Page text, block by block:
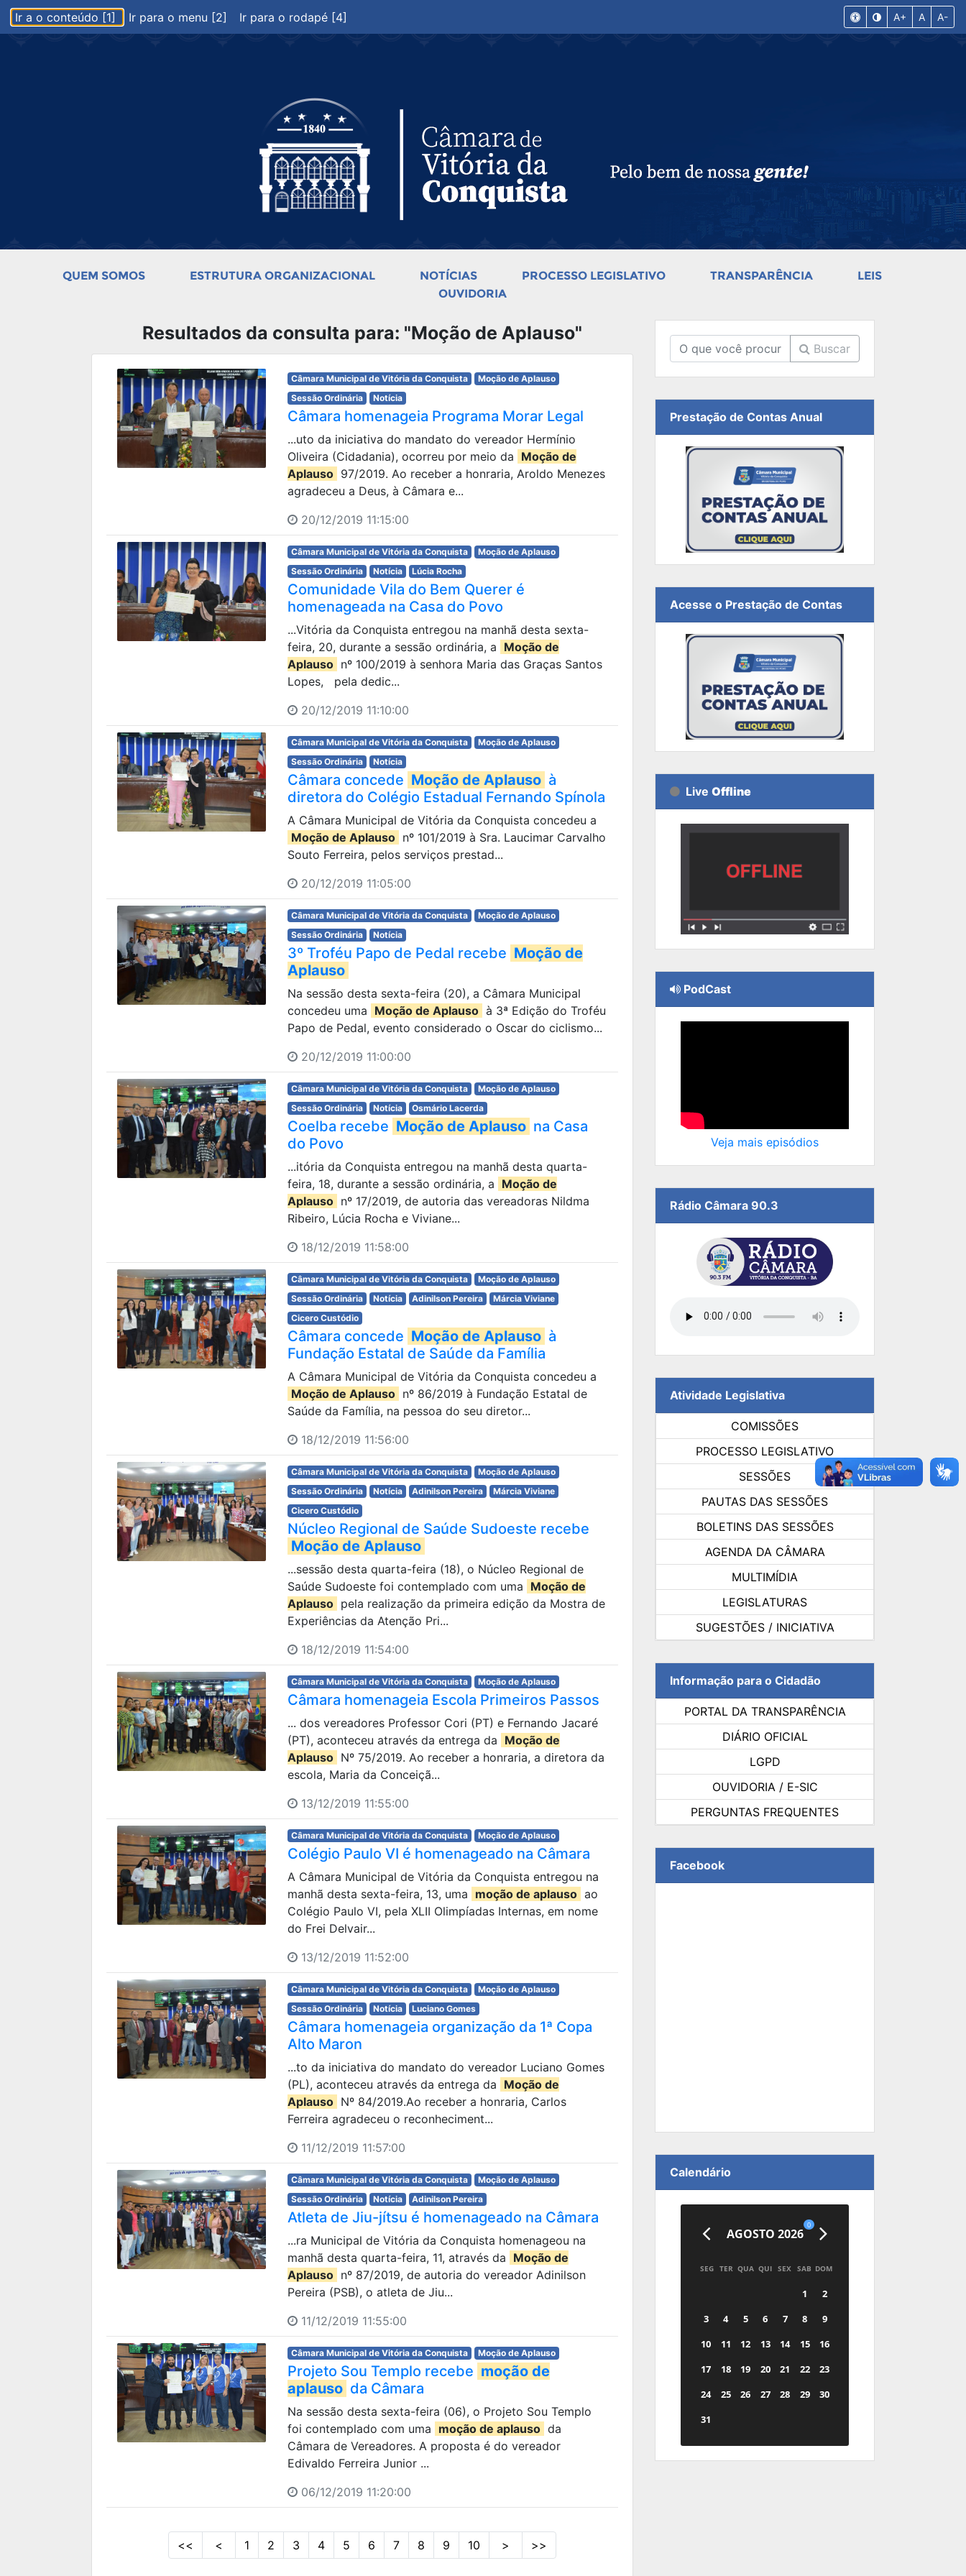
Ir a o conteúdo [1] Ir para o menu [2] Ir para o rodapé [4] A+ A A-
QUEM SOMOS ESTRUTURA ORGANIZACIONAL NOTÍCIAS PROCESSO LEGISLATIVO TRANSPARÊNCIA
LEIS
OUVIDORIA
Resultados da consulta para: "Moção de Aplauso"
Câmara Municipal de Vitória da Conquista
Moção de Aplauso
Sessão Ordinária
Notícia
Câmara homenageia Programa Morar Legal
...uto da iniciativa do mandato do vereador Hermínio
Oliveira (Cidadania), ocorreu por meio da Moção de
Aplauso 97/2019. Ao receber a honraria, Aroldo Menezes
agradeceu a Deus, à Câmara e...
20/12/2019 11:15:00
Câmara Municipal de Vitória da Conquista
Moção de Aplauso
Sessão Ordinária
Notícia Lúcia Rocha
Comunidade Vila do Bem Querer é
homenageada na Casa do Povo
...Vitória da Conquista entregou na manhã desta sexta-
feira, 20, durante a sessão ordinária, a Moção de
Aplauso nº 100/2019 à senhora Maria das Graças Santos
Lopes, pela dedic...
20/12/2019 11:10:00
Câmara Municipal de Vitória da Conquista
Moção de Aplauso
Sessão Ordinária
Notícia
Câmara concede Moção de Aplauso à
diretora do Colégio Estadual Fernando Spínola
A Câmara Municipal de Vitória da Conquista concedeu a
Moção de Aplauso nº 101/2019 à Sra. Laucimar Carvalho
Souto Ferreira, pelos serviços prestad...
20/12/2019 11:05:00
Câmara Municipal de Vitória da Conquista
Moção de Aplauso
Sessão Ordinária
Notícia
3º Troféu Papo de Pedal recebe Moção de
Aplauso
Na sessão desta sexta-feira (20), a Câmara Municipal
concedeu uma Moção de Aplauso à 3ª Edição do Troféu
Papo de Pedal, evento considerado o Oscar do ciclismo...
20/12/2019 11:00:00
Câmara Municipal de Vitória da Conquista
Moção de Aplauso
Sessão Ordinária
Notícia Osmário Lacerda
Coelba recebe Moção de Aplauso na Casa
do Povo
...itória da Conquista entregou na manhã desta quarta-
feira, 18, durante a sessão ordinária, a Moção de
Aplauso nº 17/2019, de autoria das vereadoras Nildma
Ribeiro, Lúcia Rocha e Viviane...
18/12/2019 11:58:00
Câmara Municipal de Vitória da Conquista
Moção de Aplauso
Sessão Ordinária
Notícia Adinilson Pereira
Márcia Viviane
Cicero Custódio
Câmara concede Moção de Aplauso à
Fundação Estatal de Saúde da Família
A Câmara Municipal de Vitória da Conquista concedeu a
Moção de Aplauso nº 86/2019 à Fundação Estatal de
Saúde da Família, na pessoa do seu diretor...
18/12/2019 11:56:00
Câmara Municipal de Vitória da Conquista
Moção de Aplauso
Sessão Ordinária
Notícia Adinilson Pereira
Márcia Viviane
Cicero Custódio
Núcleo Regional de Saúde Sudoeste recebe
Moção de Aplauso
...sessão desta quarta-feira (18), o Núcleo Regional de
Saúde Sudoeste foi contemplado com uma Moção de
Aplauso pela realização da primeira edição da Mostra de
Experiências da Atenção Pri...
18/12/2019 11:54:00
Câmara Municipal de Vitória da Conquista Moção de Aplauso
Câmara homenageia Escola Primeiros Passos
... dos vereadores Professor Cori (PT) e Fernando Jacaré
(PT), aconteceu através da entrega da Moção de
Aplauso Nº 75/2019. Ao receber a honraria, a diretora da
escola, Maria da Conceiçã...
13/12/2019 11:55:00
Câmara Municipal de Vitória da Conquista Moção de Aplauso
Colégio Paulo VI é homenageado na Câmara
A Câmara Municipal de Vitória da Conquista entregou na
manhã desta sexta-feira, 13, uma moção de aplauso ao
Colégio Paulo VI, pela XLII Olimpíadas Internas, em nome
do Frei Delvair...
13/12/2019 11:52:00
Câmara Municipal de Vitória da Conquista
Moção de Aplauso
Sessão Ordinária
Notícia Luciano Gomes
Câmara homenageia organização da 1ª Copa
Alto Maron
...to da iniciativa do mandato do vereador Luciano Gomes
(PL), aconteceu através da entrega da Moção de
Aplauso Nº 84/2019.Ao receber a honraria, Carlos
Ferreira agradeceu o reconheciment...
11/12/2019 11:57:00
Câmara Municipal de Vitória da Conquista
Moção de Aplauso
Sessão Ordinária
Notícia Adinilson Pereira
Atleta de Jiu-jítsu é homenageado na Câmara
...ra Municipal de Vitória da Conquista homenageou na
manhã desta quarta-feira, 11, através da Moção de
Aplauso nº 87/2019, de autoria do vereador Adinilson
Pereira (PSB), o atleta de Jiu...
11/12/2019 11:55:00
Câmara Municipal de Vitória da Conquista Moção de Aplauso
Projeto Sou Templo recebe moção de
aplauso da Câmara
Na sessão desta sexta-feira (06), o Projeto Sou Templo
foi contemplado com uma moção de aplauso da
Câmara de Vereadores. A proposta é do vereador
Edivaldo Ferreira Junior ...
06/12/2019 11:20:00
<< < 1 2 3 4 5 6 7 8 9 10 > >>
Buscar
Prestação de Contas Anual
Acesse o Prestação de Contas
Live Offline
PodCast
Veja mais episódios
Rádio Câmara 90.3
Atividade Legislativa
COMISSÕES
PROCESSO LEGISLATIVO
SESSÕES
PAUTAS DAS SESSÕES
BOLETINS DAS SESSÕES
AGENDA DA CÂMARA
MULTIMÍDIA
LEGISLATURAS
SUGESTÕES / INICIATIVA
Informação para o Cidadão
PORTAL DA TRANSPARÊNCIA
DIÁRIO OFICIAL
LGPD
OUVIDORIA / E-SIC
PERGUNTAS FREQUENTES
Facebook
Calendário
AGOSTO 2026
0
SEG TER QUA QUI SEX SAB DOM
1
2
3
4 5 6 7 8
9
10
11 12 13 14 15
16
17
18 19 20 21 22
23
24
25 26 27 28 29
30
31